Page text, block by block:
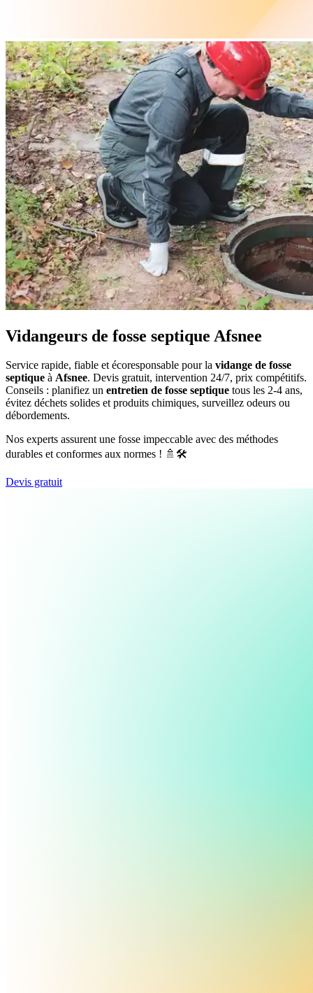
Vidangeurs de fosse septique Afsnee
Service rapide, fiable et écoresponsable pour la vidange de fosse
septique à Afsnee. Devis gratuit, intervention 24/7, prix compétitifs.
Conseils : planifiez un entretien de fosse septique tous les 2-4 ans,
évitez déchets solides et produits chimiques, surveillez odeurs ou
débordements.
Nos experts assurent une fosse impeccable avec des méthodes
durables et conformes aux normes ! 🚿🛠️
Devis gratuit